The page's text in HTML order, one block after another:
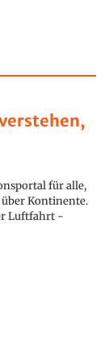
für alle,
Kontinente.
Luftfahrt -